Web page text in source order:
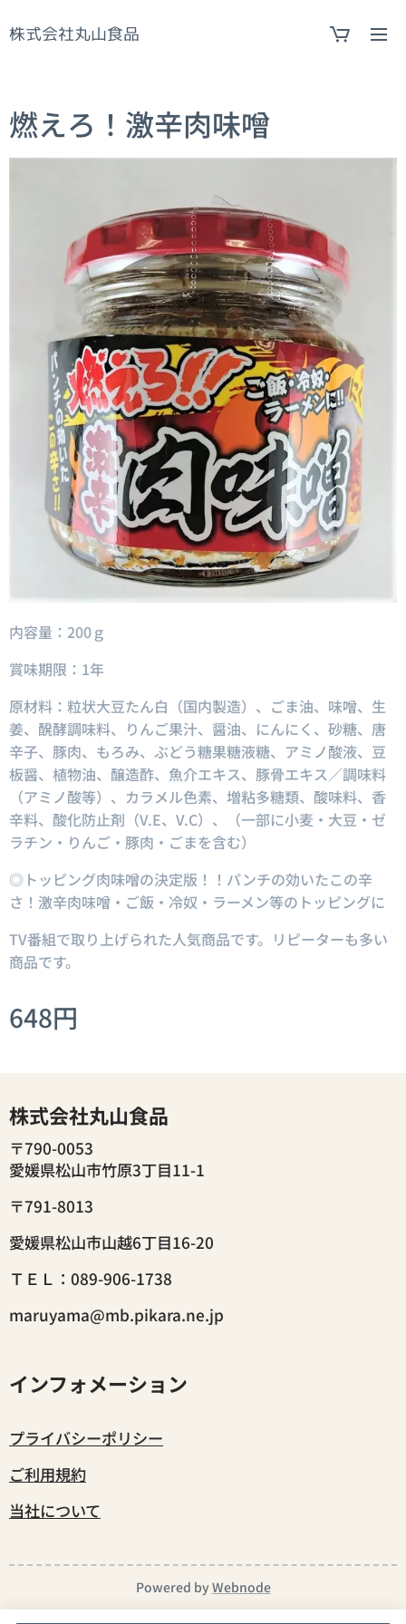
株式会社丸山食品
燃えろ！激辛肉味噌
内容量：200ｇ
賞味期限：1年
原材料：粒状大豆たん白（国内製造）、ごま油、味噌、生
姜、醗酵調味料、りんご果汁、醤油、にんにく、砂糖、唐
辛子、豚肉、もろみ、ぶどう糖果糖液糖、アミノ酸液、豆
板醤、植物油、醸造酢、魚介エキス、豚骨エキス／調味料
（アミノ酸等）、カラメル色素、増粘多糖類、酸味料、香
辛料、酸化防止剤（V.E、V.C）、（一部に小麦・大豆・ゼ
ラチン・りんご・豚肉・ごまを含む）
◎トッピング肉味噌の決定版！！パンチの効いたこの辛
さ！激辛肉味噌・ご飯・冷奴・ラーメン等のトッピングに
TV番組で取り上げられた人気商品です。リピーターも多い
商品です。
648円
株式会社丸山食品
〒790-0053
愛媛県松山市竹原3丁目11-1
〒791-8013
愛媛県松山市山越6丁目16-20
ＴＥＬ：089-906-1738
maruyama@mb.pikara.ne.jp
インフォメーション
プライバシーポリシー
ご利用規約
当社について
Powered byWebnode